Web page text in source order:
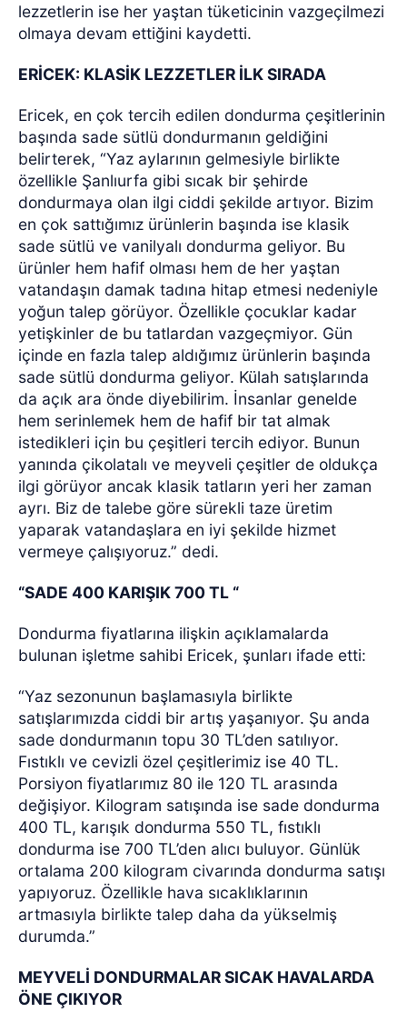
lezzetlerin ise her yaştan tüketicinin vazgeçilmezi
olmaya devam ettiğini kaydetti.
ERİCEK: KLASİK LEZZETLER İLK SIRADA
Ericek, en çok tercih edilen dondurma çeşitlerinin
başında sade sütlü dondurmanın geldiğini
belirterek, “Yaz aylarının gelmesiyle birlikte
özellikle Şanlıurfa gibi sıcak bir şehirde
dondurmaya olan ilgi ciddi şekilde artıyor. Bizim
en çok sattığımız ürünlerin başında ise klasik
sade sütlü ve vanilyalı dondurma geliyor. Bu
ürünler hem hafif olması hem de her yaştan
vatandaşın damak tadına hitap etmesi nedeniyle
yoğun talep görüyor. Özellikle çocuklar kadar
yetişkinler de bu tatlardan vazgeçmiyor. Gün
içinde en fazla talep aldığımız ürünlerin başında
sade sütlü dondurma geliyor. Külah satışlarında
da açık ara önde diyebilirim. İnsanlar genelde
hem serinlemek hem de hafif bir tat almak
istedikleri için bu çeşitleri tercih ediyor. Bunun
yanında çikolatalı ve meyveli çeşitler de oldukça
ilgi görüyor ancak klasik tatların yeri her zaman
ayrı. Biz de talebe göre sürekli taze üretim
yaparak vatandaşlara en iyi şekilde hizmet
vermeye çalışıyoruz.” dedi.
“SADE 400 KARIŞIK 700 TL “
Dondurma fiyatlarına ilişkin açıklamalarda
bulunan işletme sahibi Ericek, şunları ifade etti:
“Yaz sezonunun başlamasıyla birlikte
satışlarımızda ciddi bir artış yaşanıyor. Şu anda
sade dondurmanın topu 30 TL’den satılıyor.
Fıstıklı ve cevizli özel çeşitlerimiz ise 40 TL.
Porsiyon fiyatlarımız 80 ile 120 TL arasında
değişiyor. Kilogram satışında ise sade dondurma
400 TL, karışık dondurma 550 TL, fıstıklı
dondurma ise 700 TL’den alıcı buluyor. Günlük
ortalama 200 kilogram civarında dondurma satışı
yapıyoruz. Özellikle hava sıcaklıklarının
artmasıyla birlikte talep daha da yükselmiş
durumda.”
MEYVELİ DONDURMALAR SICAK HAVALARDA
ÖNE ÇIKIYOR